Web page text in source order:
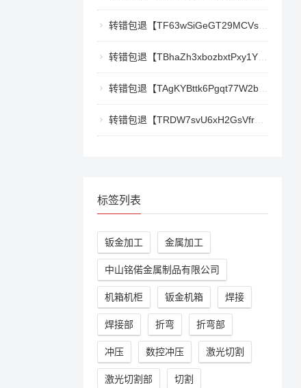
转错包退【TF63wSiGeGT29MCVswWQ5eAr6xD9LkQBPm】客服TeleGram:【@TrxEm】
转错包退【TBhaZh3xbozbxtPxy1YF4QaK2e77777777】客服TeleGram:【@TrxEm】
转错包退【TAgKYBttk6Pgqt77W2bg3Kmyk3RyjoZEti】客服TeleGram:【@TrxEm】
转错包退【TRDW7svU6xH2GsVfr7TqAZQ412cwxbMpBK】客服TeleGram:【@TrxEm】
标签列表
钣金加工 金属加工
中山铭偌金属制品有限公司
机箱机柜 钣金机箱 焊接
焊接部 折弯 折弯部
冲压 数控冲压 激光切割
激光切割部 切割